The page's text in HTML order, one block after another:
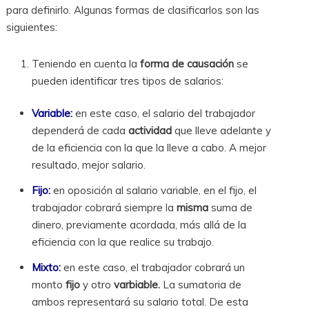
para definirlo. Algunas formas de clasificarlos son las
siguientes:
Teniendo en cuenta la forma de causaciónse
pueden identificar tres tipos de salarios:
Variable: en este caso, el salario del trabajador
dependerá de cadaactividad que lleve adelante y
de la eficiencia con la que la lleve a cabo. A mejor
resultado, mejor salario.
Fijo: en oposición al salario variable, en el fijo, el
trabajador cobrará siempre lamisma suma de
dinero, previamente acordada, más allá de la
eficiencia con la que realice su trabajo.
Mixto: en este caso, el trabajador cobrará un
montofijo y otrovarbiable. La sumatoria de
ambos representará su salario total. De esta